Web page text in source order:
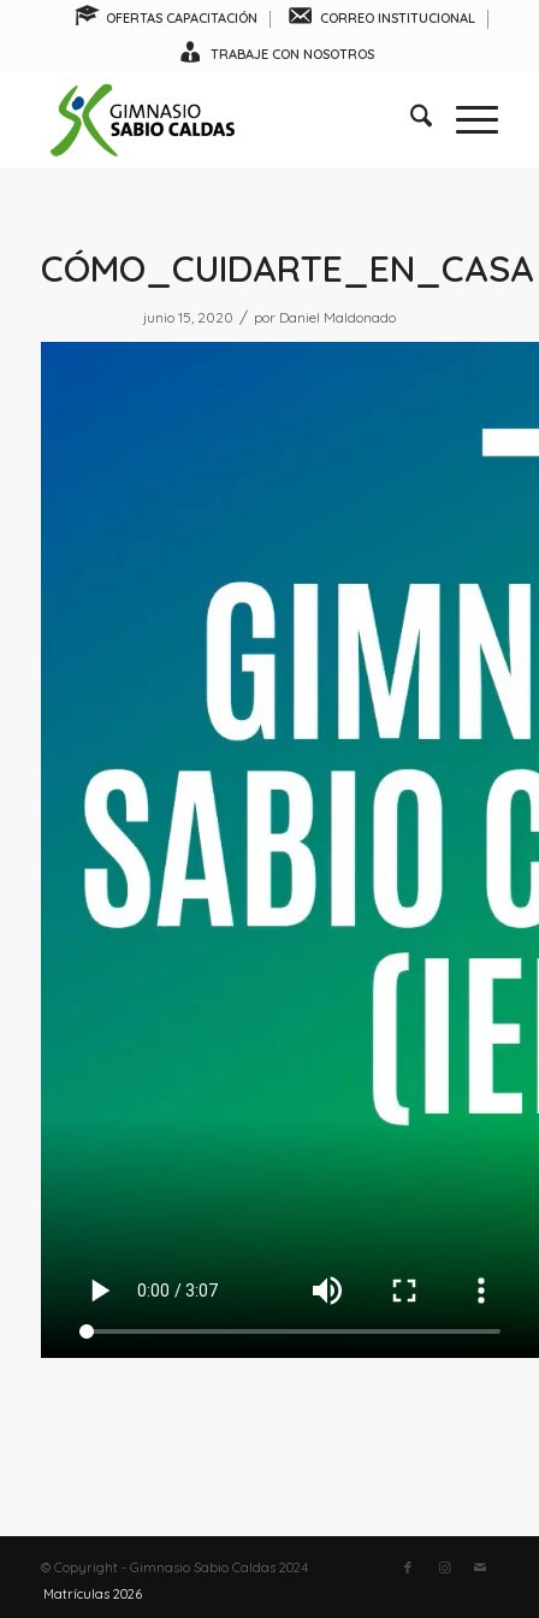
OFERTAS CAPACITACIÓN CORREO INSTITUCIONAL
TRABAJE CON NOSOTROS
CÓMO_CUIDARTE_EN_CASA
junio 15, 2020 / por Daniel Maldonado
© Copyright - Gimnasio Sabio Caldas 2024
Matrículas 2026